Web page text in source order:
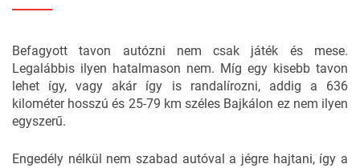
Befagyott tavon autózni nem csak játék és mese.
Legalábbis ilyen hatalmason nem. Míg egy kisebb tavon
lehet így, vagy akár így is randalírozni, addig a 636
kilométer hosszú és 25-79 km széles Bajkálon ez nem ilyen
egyszerű.
Engedély nélkül nem szabad autóval a jégre hajtani, így a